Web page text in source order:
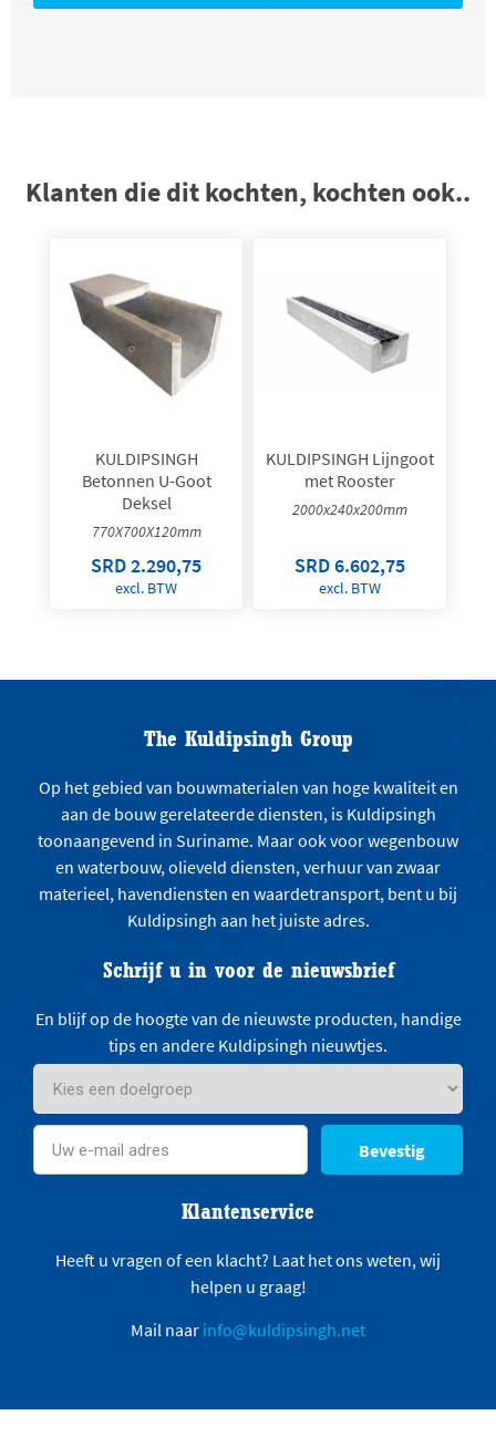
Klanten die dit kochten, kochten ook..
KULDIPSINGH
Betonnen U-Goot
Deksel
770X700X120mm
SRD 2.290,75
excl. BTW
KULDIPSINGH Lijngoot
met Rooster
2000x240x200mm
SRD 6.602,75
excl. BTW
The Kuldipsingh Group
Op het gebied van bouwmaterialen van hoge kwaliteit en
aan de bouw gerelateerde diensten, is Kuldipsingh
toonaangevend in Suriname. Maar ook voor wegenbouw
en waterbouw, olieveld diensten, verhuur van zwaar
materieel, havendiensten en waardetransport, bent u bij
Kuldipsingh aan het juiste adres.
Schrijf u in voor de nieuwsbrief
En blijf op de hoogte van de nieuwste producten, handige
tips en andere Kuldipsingh nieuwtjes.
Bevestig
Klantenservice
Heeft u vragen of een klacht? Laat het ons weten, wij
helpen u graag!
Mail naar info@kuldipsingh.net